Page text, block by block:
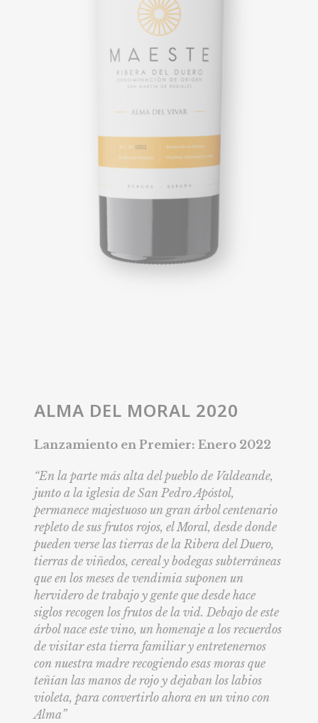
ALMA DEL MORAL 2020
Lanzamiento en Premier: Enero 2022
“En la parte más alta del pueblo de Valdeande,
junto a la iglesia de San Pedro Apóstol,
permanece majestuoso un gran árbol centenario
repleto de sus frutos rojos, el Moral, desde donde
pueden verse las tierras de la Ribera del Duero,
tierras de viñedos, cereal y bodegas subterráneas
que en los meses de vendimia suponen un
hervidero de trabajo y gente que desde hace
siglos recogen los frutos de la vid. Debajo de este
árbol nace este vino, un homenaje a los recuerdos
de visitar esta tierra familiar y entretenernos
con nuestra madre recogiendo esas moras que
teñían las manos de rojo y dejaban los labios
violeta, para convertirlo ahora en un vino con
Alma”